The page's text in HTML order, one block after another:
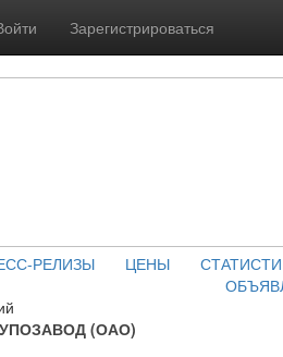
Зарегистрироваться
РЕЛИЗЫ ЦЕНЫ
(ОАО)